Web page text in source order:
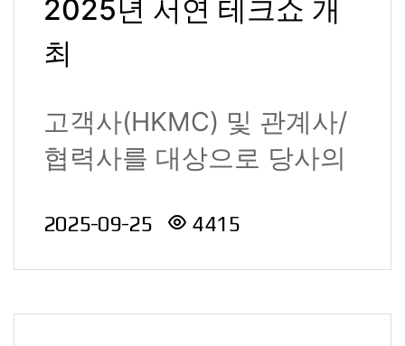
2025년 서연 테크쇼 개
최
고객사(HKMC) 및 관계사/
협력사를 대상으로 당사의
서연 테크쇼를 개..
2025-09-25 4415